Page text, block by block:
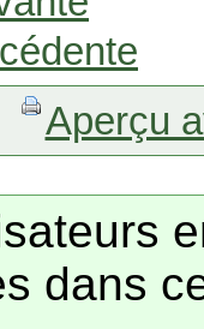
Aperçu
dans